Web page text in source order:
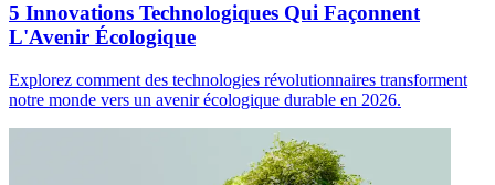
5 Innovations Technologiques Qui Façonnent
L'Avenir Écologique
Explorez comment des technologies révolutionnaires transforment
notre monde vers un avenir écologique durable en 2026.